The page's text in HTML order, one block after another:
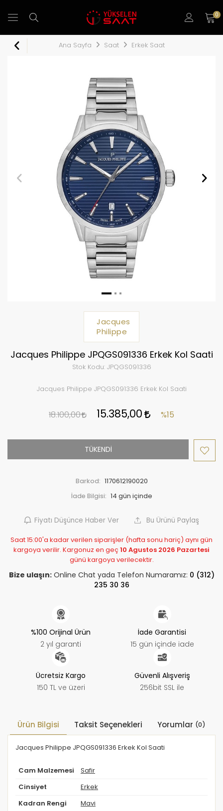
0
Ana Sayfa Saat Erkek Saat
Jacques
Philippe
Jacques Philippe JPQGS091336 Erkek Kol Saati
Stok Kodu:JPQGS091336
Jacques Philippe JPQGS091336 Erkek Kol Saati
18.100,00 15.385,00 %15
TÜKENDİ
Barkod: 1170612190020
İade Bilgisi:
Fiyatı Düşünce Haber Ver Bu Ürünü Paylaş
Saat 15:00'a kadar verilen siparişler (hafta sonu hariç) aynı gün
kargoya verilir. Kargonuz en geç 10 Agustos 2026 Pazartesi
günü kargoya verilecektir.
Bize ulaşın:Online Chat yada Telefon Numaramız: 0 (312)
235 30 36
%100 Orijinal Ürün
2 yıl garanti
İade Garantisi
15 gün içinde iade
Ücretsiz Kargo
150 TL ve üzeri
Güvenli Alışveriş
256bit SSL ile
Ürün Bilgisi Taksit Seçenekleri Yorumlar (0)
Jacques Philippe JPQGS091336 Erkek Kol Saati
Cam Malzemesi Safir
Cinsiyet Erkek
Kadran Rengi Mavi